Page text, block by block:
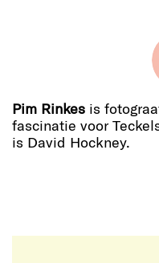
Pim Rinkes is
fascinatie voor
is David Hockney.